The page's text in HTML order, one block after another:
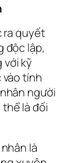
ra quyết
độc lập,
với kỹ
tính
người
là đối
là